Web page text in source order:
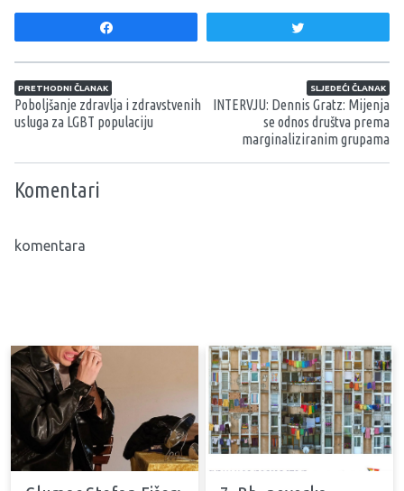
Navigacija članaka
PRETHODNI ČLANAK
Poboljšanje zdravlja i zdravstvenih
usluga za LGBT populaciju
SLJEDEĆI ČLANAK
INTERVJU: Dennis Gratz: Mijenja
se odnos društva prema
marginaliziranim grupama
Komentari
komentara